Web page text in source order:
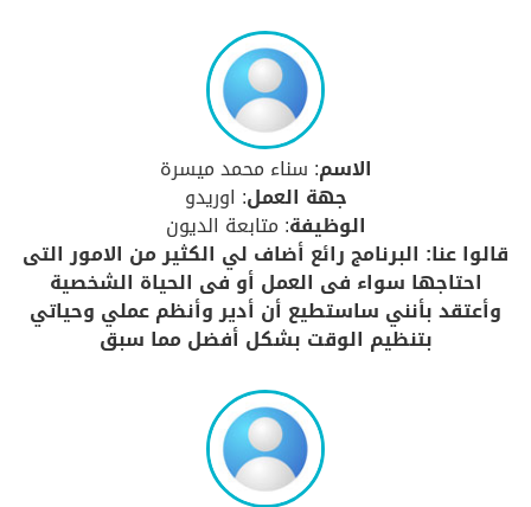
الاسم: سناء محمد ميسرة
جهة العمل: اوريدو
الوظيفة: متابعة الديون
قالوا عنا: البرنامج رائع أضاف لي الكثير من الامور التى
احتاجها سواء فى العمل أو فى الحياة الشخصية
وأعتقد بأنني ساستطيع أن أدير وأنظم عملي وحياتي
بتنظيم الوقت بشكل أفضل مما سبق